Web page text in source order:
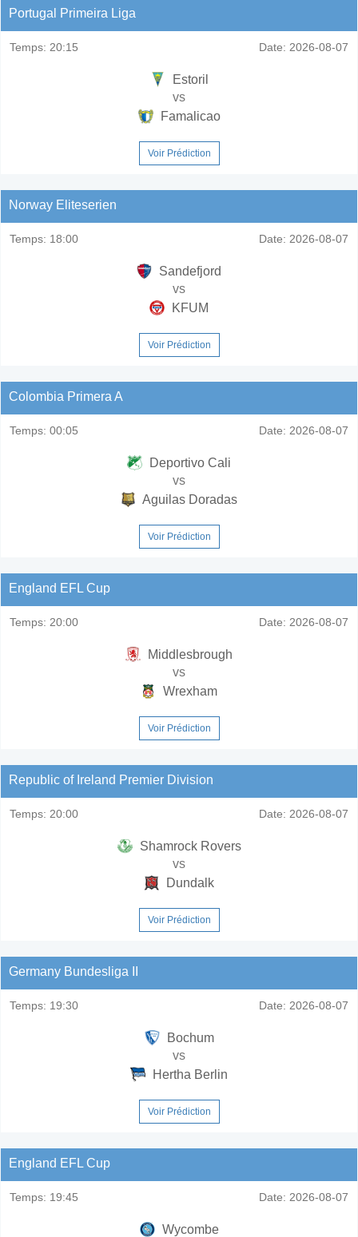
Portugal Primeira Liga
Temps: 20:15 Date: 2026-08-07
Estoril
vs
Famalicao
Voir Prédiction
Norway Eliteserien
Temps: 18:00 Date: 2026-08-07
Sandefjord
vs
KFUM
Voir Prédiction
Colombia Primera A
Temps: 00:05 Date: 2026-08-07
Deportivo Cali
vs
Aguilas Doradas
Voir Prédiction
England EFL Cup
Temps: 20:00 Date: 2026-08-07
Middlesbrough
vs
Wrexham
Voir Prédiction
Republic of Ireland Premier Division
Temps: 20:00 Date: 2026-08-07
Shamrock Rovers
vs
Dundalk
Voir Prédiction
Germany Bundesliga II
Temps: 19:30 Date: 2026-08-07
Bochum
vs
Hertha Berlin
Voir Prédiction
England EFL Cup
Temps: 19:45 Date: 2026-08-07
Wycombe